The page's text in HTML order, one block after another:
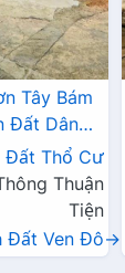
Tây Bám
Đất Dân
Đầy Đủ
Đất Thổ Cư
Thuận
Tiện
Đất Ven Đô→